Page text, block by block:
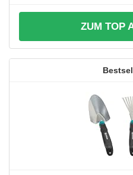
ZUM TOP